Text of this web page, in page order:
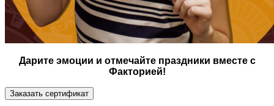
Дарите эмоции и отмечайте праздники вместе с
Факторией!
Заказать сертификат